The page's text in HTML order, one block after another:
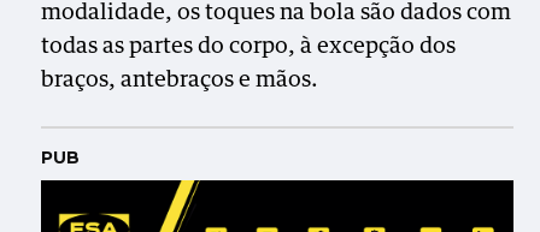
modalidade, os toques na bola são dados com
todas as partes do corpo, à excepção dos
braços, antebraços e mãos.
PUB